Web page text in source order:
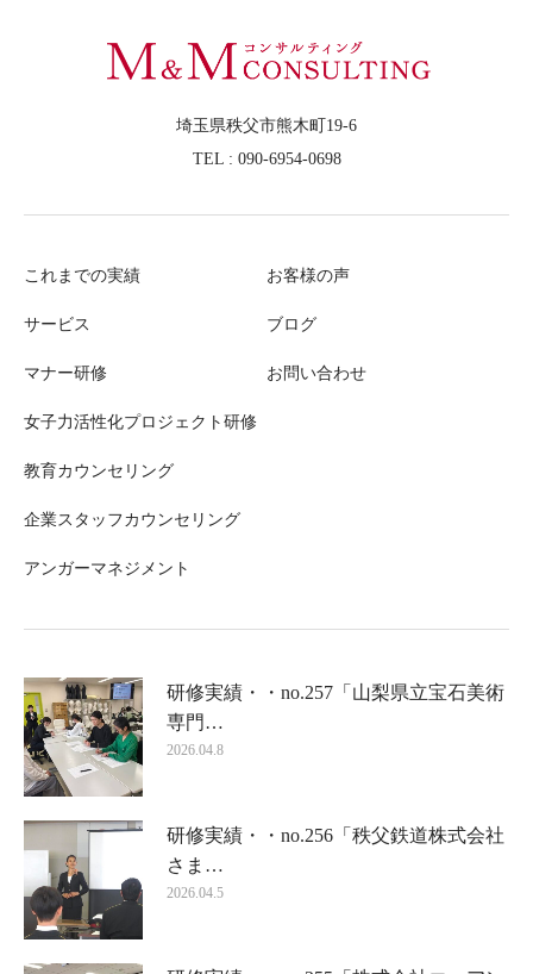
埼玉県秩父市熊木町19-6
TEL : 090-6954-0698
これまでの実績
サービス
マナー研修
女子力活性化プロジェクト研修
教育カウンセリング
企業スタッフカウンセリング
アンガーマネジメント
お客様の声
ブログ
お問い合わせ
研修実績・・no.257「山梨県立宝石美術
専門…
2026.04.8
研修実績・・no.256「秩父鉄道株式会社
さま…
2026.04.5